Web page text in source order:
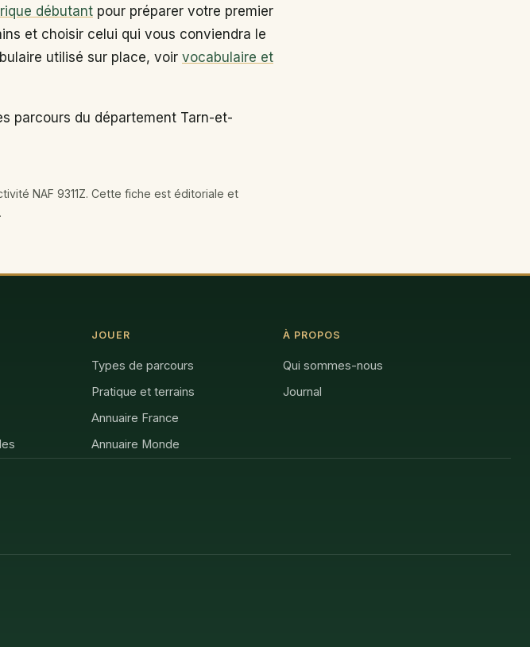
débutant pour préparer votre premier
et choisir celui qui vous conviendra le
utilisé sur place, voir vocabulaire et
parcours du département Tarn-et-
NAF 9311Z. Cette fiche est éditoriale et
JOUER
Types de parcours
Pratique et terrains
Annuaire France
Annuaire Monde
À PROPOS
Qui sommes-nous
Journal